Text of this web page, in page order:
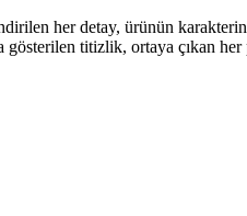
her detay, ürünün
titizlik, ortaya çıkan